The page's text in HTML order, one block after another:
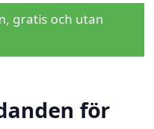
gratis och utan
för